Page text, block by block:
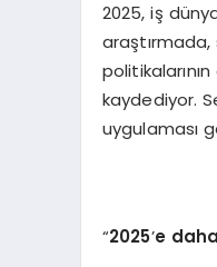
2025, iş
kaydediyor.
uygulaması
“2025’e